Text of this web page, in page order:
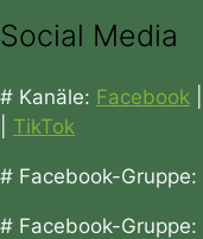
Social Media
# Kanäle: Facebook
TikTok
# Facebook-Gruppe:
# Facebook-Gruppe: